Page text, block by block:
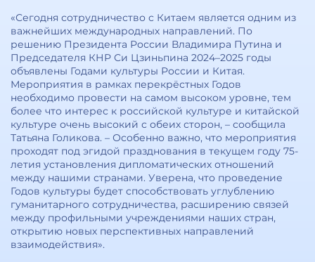
«Сегодня сотрудничество с Китаем является одним из
важнейших международных направлений. По
решению Президента России Владимира Путина и
Председателя КНР Си Цзиньпина 2024–2025 годы
объявлены Годами культуры России и Китая.
Мероприятия в рамках перекрёстных Годов
необходимо провести на самом высоком уровне, тем
более что интерес к российской культуре и китайской
культуре очень высокий с обеих сторон, – сообщила
Татьяна Голикова. – Особенно важно, что мероприятия
проходят под эгидой празднования в текущем году 75-
летия установления дипломатических отношений
между нашими странами. Уверена, что проведение
Годов культуры будет способствовать углублению
гуманитарного сотрудничества, расширению связей
между профильными учреждениями наших стран,
открытию новых перспективных направлений
взаимодействия».